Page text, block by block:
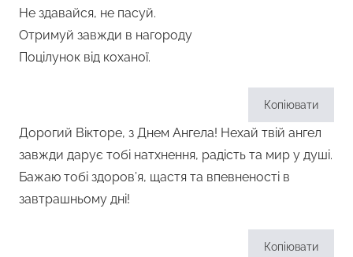
Не здавайся, не пасуй.
Отримуй завжди в нагороду
Поцілунок від коханої.
Копіювати
Дорогий Вікторе, з Днем Ангела! Нехай твій ангел
завжди дарує тобі натхнення, радість та мир у душі.
Бажаю тобі здоров’я, щастя та впевненості в
завтрашньому дні!
Копіювати